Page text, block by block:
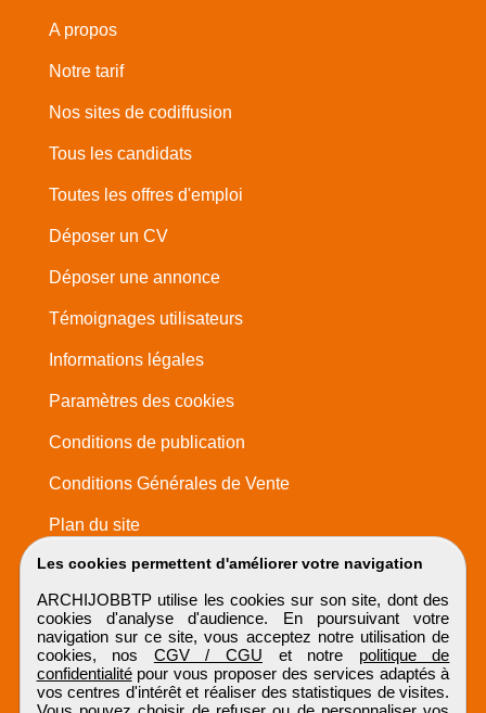
Les cookies permettent d'améliorer votre navigation
ARCHIJOBBTP utilise les cookies sur son site, dont des
cookies d'analyse d'audience. En poursuivant votre
navigation sur ce site, vous acceptez notre utilisation de
cookies, nos CGV / CGU et notre politique de
confidentialitépour vous proposer des services adaptés à
vos centres d'intérêt et réaliser des statistiques de visites.
A propos
Notre tarif
Nos sites de codiffusion
Tous les candidats
Toutes les offres d'emploi
Déposer un CV
Déposer une annonce
Témoignages utilisateurs
Informations légales
Paramètres des cookies
Conditions de publication
Conditions Générales de Vente
Plan du site